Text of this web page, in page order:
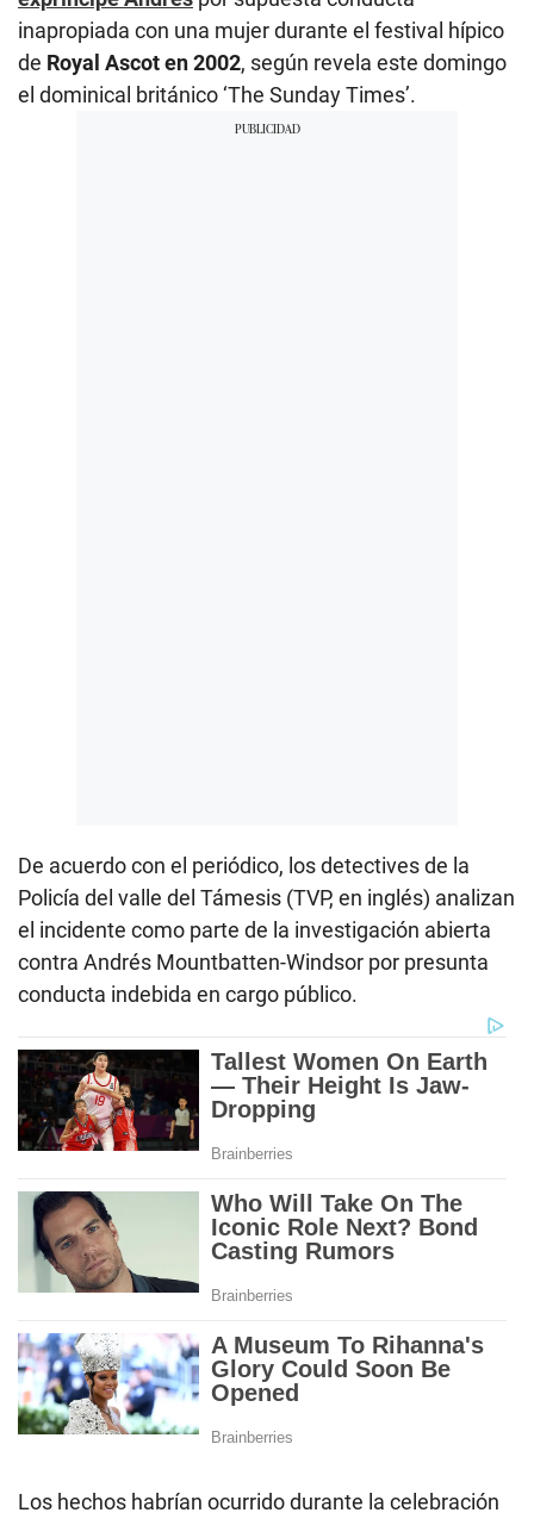
inapropiada con una mujer durante el festival hípico
de Royal Ascot en 2002, según revela este domingo
el dominical británico ‘The Sunday Times’.
De acuerdo con el periódico, los detectives de la
Policía del valle del Támesis (TVP, en inglés) analizan
el incidente como parte de la investigación abierta
contra Andrés Mountbatten-Windsor por presunta
conducta indebida en cargo público.
Los hechos habrían ocurrido durante la celebración